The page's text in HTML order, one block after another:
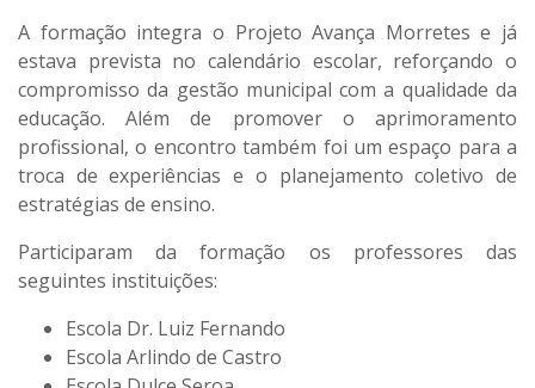
A formação integra o Projeto Avança Morretes e já
estava prevista no calendário escolar, reforçando o
compromisso da gestão municipal com a qualidade da
educação. Além de promover o aprimoramento
profissional, o encontro também foi um espaço para a
troca de experiências e o planejamento coletivo de
estratégias de ensino.
Participaram da formação os professores das
seguintes instituições:
Escola Dr. Luiz Fernando
Escola Arlindo de Castro